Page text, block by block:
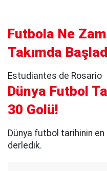
Futbola Ne
Takımda
Estudiantes de Rosario
Dünya Futbol
30 Golü!
Dünya futbol tarihinin
derledik.